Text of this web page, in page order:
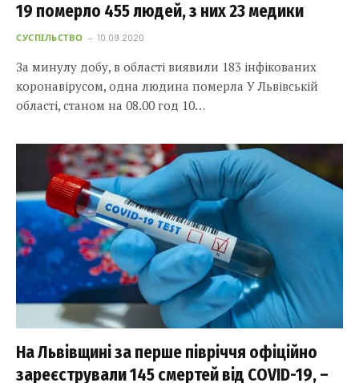
19 померло 455 людей, з них 23 медики
СУСПІЛЬСТВО 10.09.2020
За минулу добу, в області виявили 183 інфікованих
коронавірусом, одна людина померла У Львівській
області, станом на 08.00 год 10…
На Львівщині за перше півріччя офіційно
зареєстрували 145 смертей від COVID-19, –